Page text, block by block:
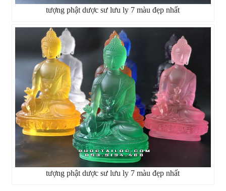
tượng phật dược sư lưu ly 7 màu đẹp nhất
tượng phật dược sư lưu ly 7 màu đẹp nhất